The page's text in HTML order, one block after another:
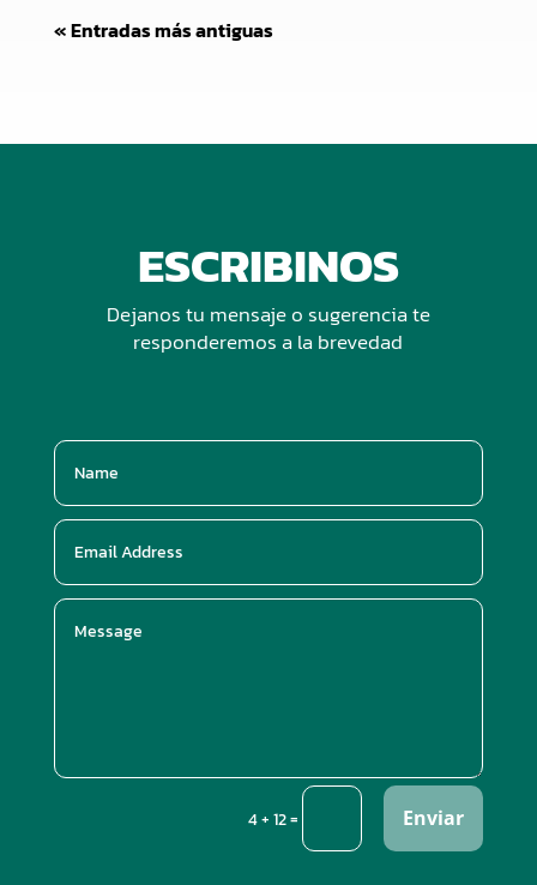
« Entradas más antiguas
ESCRIBINOS
Dejanos tu mensaje o sugerencia te
responderemos a la brevedad
4 + 12= Enviar